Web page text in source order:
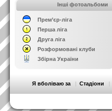
Інші фотоальбоми
Прем’єр-ліга
Перша ліга
Друга ліга
Розформовані клуби
Збірна України
Я вболіваю за | Стадіони |